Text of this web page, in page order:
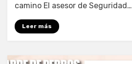
camino El asesor de Seguridad…
Leer más